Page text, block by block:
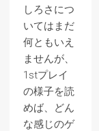
しろさにつ
いてはまだ
何ともいえ
ませんが、
1stプレイ
の様子を読
めば、どん
な感じのゲ